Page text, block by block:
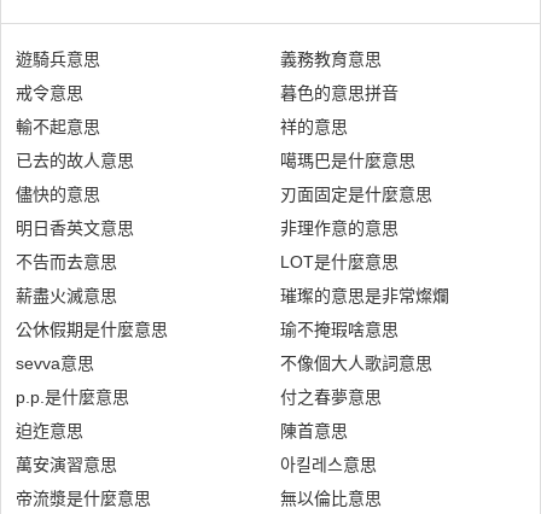
遊騎兵意思
戒令意思
輸不起意思
已去的故人意思
儘快的意思
明日香英文意思
不告而去意思
薪盡火滅意思
公休假期是什麼意思
sevva意思
p.p.是什麼意思
迫迮意思
萬安演習意思
帝流漿是什麼意思
義務教育意思
暮色的意思拼音
祥的意思
噶瑪巴是什麼意思
刃面固定是什麼意思
非理作意的意思
LOT是什麼意思
璀璨的意思是非常燦爛
瑜不掩瑕啥意思
不像個大人歌詞意思
付之春夢意思
陳首意思
아킬레스意思
無以倫比意思